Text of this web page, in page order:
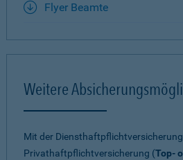
Flyer Beamte
Weitere
Mit der
Privathaftpflichtversicherung (Top-